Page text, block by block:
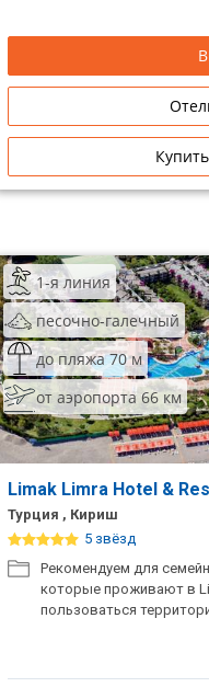
1-я линия
песочно-галечный
до пляжа 70 м
от аэропорта 66 км
Limak Limra Hotel &
Турция , Кириш
5 звёзд
Рекомендуем для
которые проживают в
пользоваться